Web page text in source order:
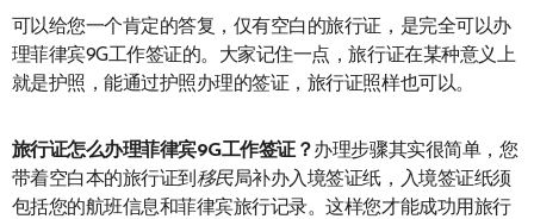
可以给您一个肯定的答复，仅有空白的旅行证，是完全可以办
理菲律宾9G工作签证的。大家记住一点，旅行证在某种意义上
就是护照，能通过护照办理的签证，旅行证照样也可以。
旅行证怎么办理菲律宾9G工作签证？办理步骤其实很简单，您
带着空白本的旅行证到 移民局补办入境签证纸，入境签证纸须
包括您的航班信息和菲律宾旅行记录。这样您才能成功用旅行